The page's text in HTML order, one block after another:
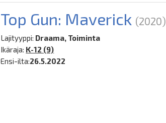
Top Gun: Maverick (2020)
Lajityyppi: Draama, Toiminta
Ikäraja: K-12 (9)
Ensi-ilta:26.5.2022